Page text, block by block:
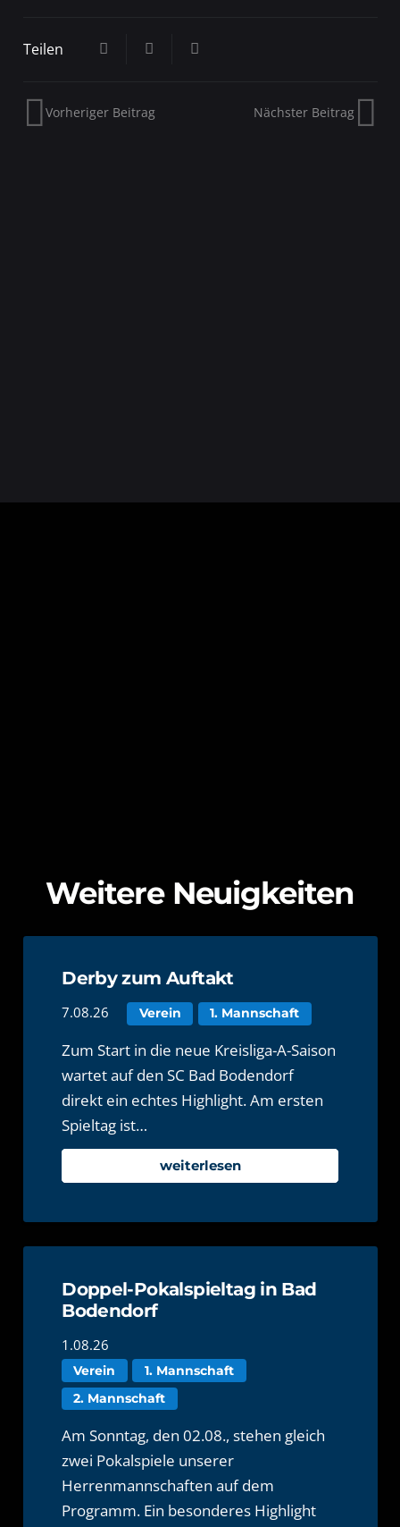
Teilen
Vorheriger Beitrag Nächster Beitrag
Weitere Neuigkeiten
Derby zum Auftakt
7.08.26 Verein 1. Mannschaft
Zum Start in die neue Kreisliga-A-Saison
wartet auf den SC Bad Bodendorf
direkt ein echtes Highlight. Am ersten
Spieltag ist…
weiterlesen
Doppel-Pokalspieltag in Bad
Bodendorf
1.08.26
Verein
1. Mannschaft
2. Mannschaft
Am Sonntag, den 02.08., stehen gleich
zwei Pokalspiele unserer
Herrenmannschaften auf dem
Programm. Ein besonderes Highlight